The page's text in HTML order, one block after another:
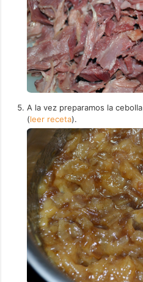
A la vez preparamos la
(leer receta).